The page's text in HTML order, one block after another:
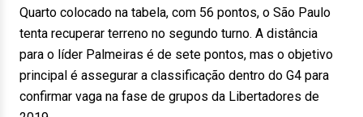
Quarto colocado na tabela, com 56 pontos, o São Paulo
tenta recuperar terreno no segundo turno. A distância
para o líder Palmeiras é de sete pontos, mas o objetivo
principal é assegurar a classificação dentro do G4 para
confirmar vaga na fase de grupos da Libertadores de